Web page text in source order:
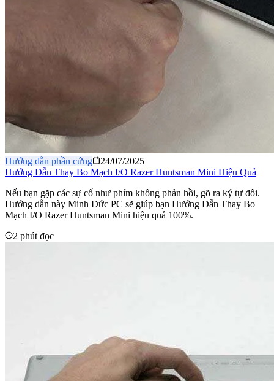
Hướng dẫn phần cứng
24/07/2025
Hướng Dẫn Thay Bo Mạch I/O Razer Huntsman Mini Hiệu Quả
Nếu bạn gặp các sự cố như phím không phản hồi, gõ ra ký tự đôi.
Hướng dẫn này Minh Đức PC sẽ giúp bạn Hướng Dẫn Thay Bo
Mạch I/O Razer Huntsman Mini hiệu quả 100%.
2 phút đọc